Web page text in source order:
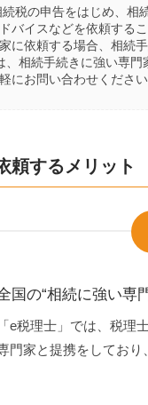
税の申告をはじめ、相
バイスなどを依頼するこ
に依頼する場合、相続
、相続手続きに強い専門
にお問い合わせください
頼するメリット
国の“相続に強い専
「e税理士」では、税理
門家と提携をしており